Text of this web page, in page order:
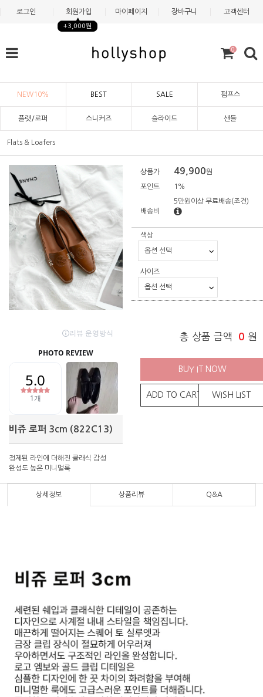
로그인 회원가입
+3,000원
마이페이지 장바구니 고객센터
0
NEW10% BEST SALE 펌프스
플랫/로퍼 스니커즈 슬라이드 샌들
Flats & Loafers
비쥬 로퍼 3cm (822C13)
정제된 라인에 더해진 클래식 감성
완성도 높은 미니멀룩
상품가 49,900원
포인트 1%
배송비
5만원이상 무료배송(조건)
색상
사이즈
총 상품 금액 0 원
BUY IT NOW
ADD TO CART WISH LIST
상세정보 상품리뷰 Q&A